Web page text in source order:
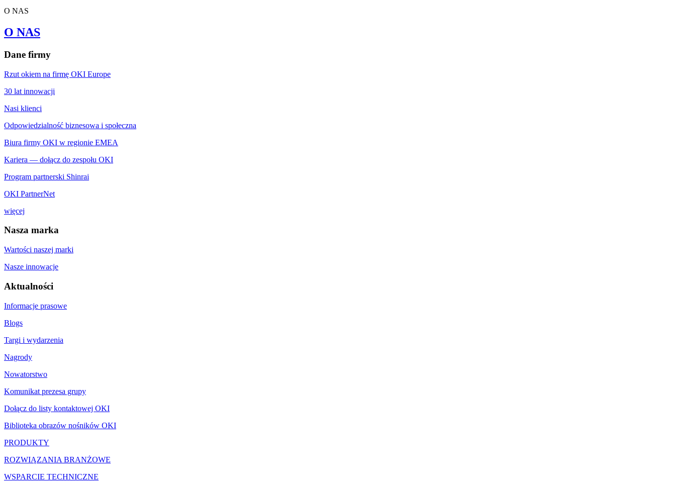
O NAS
O NAS
Dane firmy
Rzut okiem na firmę OKI Europe
30 lat innowacji
Nasi klienci
Odpowiedzialność biznesowa i społeczna
Biura firmy OKI w regionie EMEA
Kariera — dołącz do zespołu OKI
Program partnerski Shinrai
OKI PartnerNet
więcej
Nasza marka
Wartości naszej marki
Nasze innowacje
Aktualności
Informacje prasowe
Blogs
Targi i wydarzenia
Nagrody
Nowatorstwo
Komunikat prezesa grupy
Dołącz do listy kontaktowej OKI
Biblioteka obrazów nośników OKI
PRODUKTY
ROZWIĄZANIA BRANŻOWE
WSPARCIE TECHNICZNE